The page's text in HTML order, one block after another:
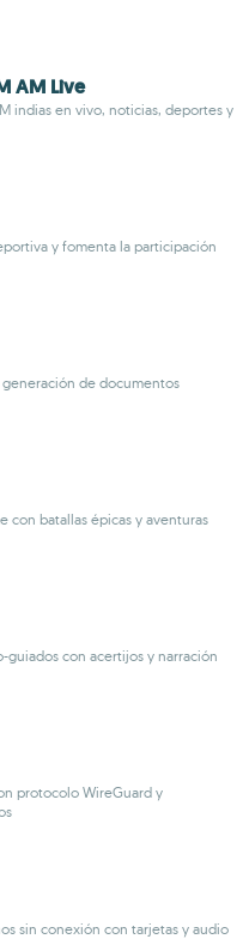
AM Live
indias en vivo, noticias, deportes y
y fomenta la participación
de documentos
con batallas épicas y aventuras
guiados con acertijos y narración
protocolo WireGuard y
sin conexión con tarjetas y audio